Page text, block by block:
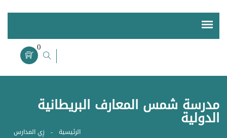
0
مدرسة شمس المعارف البريطانية
الدولية
الرئيسية
زِي المدارس